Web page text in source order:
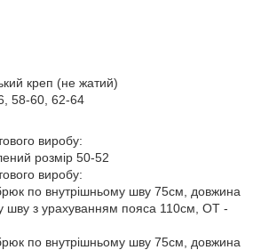
креп (не жатий)
58-60, 62-64
виробу:
розмір 50-52
виробу:
по внутрішньому шву 75см, довжина
шву з урахуванням пояса 110см, ОТ -
по внутрішньому шву 75см, довжина